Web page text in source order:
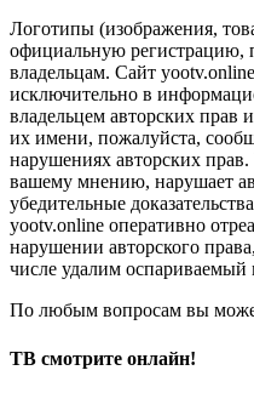
Логотипы (изображения,
официальную регистрацию,
владельцам. Сайт
исключительно в
владельцем авторских прав
их имени, пожалуйста,
нарушениях авторских
вашему мнению, нарушает
убедительные
yootv.online оперативно
нарушении авторского
числе удалим оспариваемый
По любым вопросам вы
ТВ смотрите онлайн!